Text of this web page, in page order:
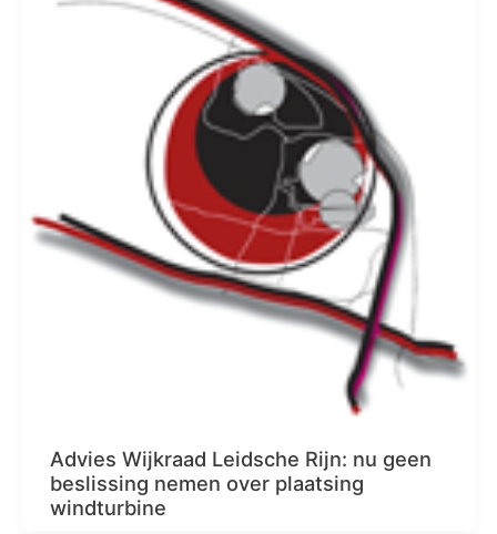
Advies Wijkraad Leidsche Rijn: nu geen
beslissing nemen over plaatsing
windturbine